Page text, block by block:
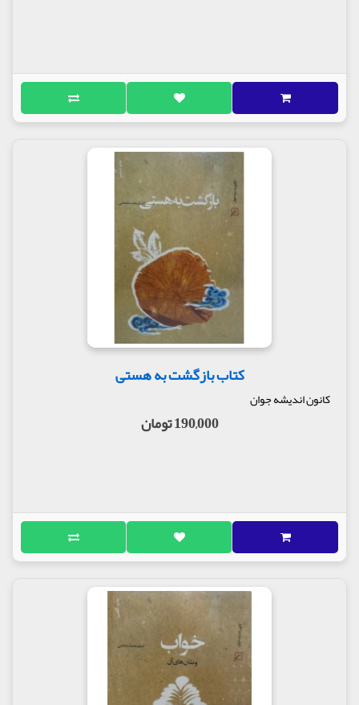
کتاب بازگشت به هستی
کانون اندیشه جوان
190,000 تومان